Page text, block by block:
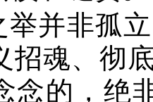
举并非孤
招魂、彻
念的，绝